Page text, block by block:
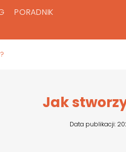
PORADNIK
Jak
Data publikacji: